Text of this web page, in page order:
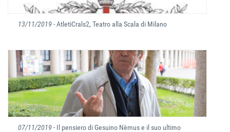
13/11/2019- AtletiCrals2, Teatro alla Scala di Milano
07/11/2019- Il pensiero di Gesuino Nèmus e il suo ultimo